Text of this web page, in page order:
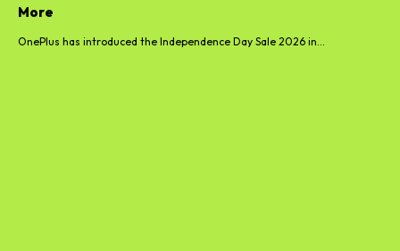
More
OnePlus has introduced the Independence Day Sale 2026 in...